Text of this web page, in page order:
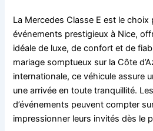
La Mercedes Classe E est le choix
événements prestigieux à Nice,
idéale de luxe, de confort et de
mariage somptueux sur la Côte
internationale, ce véhicule assure
une arrivée en toute tranquillité.
d’événements peuvent compter
impressionner leurs invités dès le